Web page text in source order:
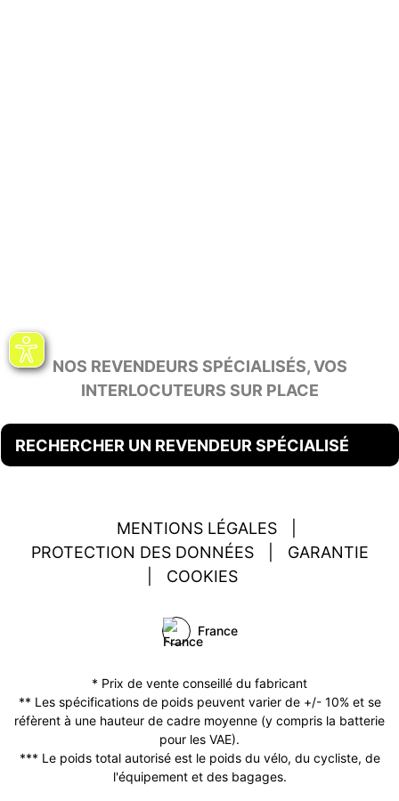
NOS REVENDEURS SPÉCIALISÉS, VOS
INTERLOCUTEURS SUR PLACE
RECHERCHER UN REVENDEUR SPÉCIALISÉ
MENTIONS LÉGALES
PROTECTION DES DONNÉES
GARANTIE
COOKIES
France
* Prix de vente conseillé du fabricant
** Les spécifications de poids peuvent varier de +/- 10% et se
réfèrent à une hauteur de cadre moyenne (y compris la batterie
pour les VAE).
*** Le poids total autorisé est le poids du vélo, du cycliste, de
l'équipement et des bagages.